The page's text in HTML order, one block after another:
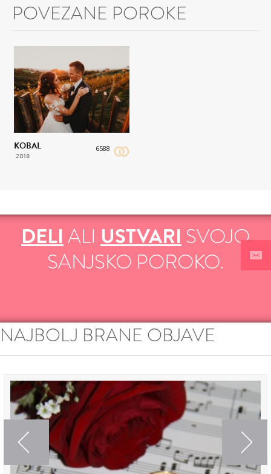
POVEZANE POROKE
6588
KOBAL
2018
DELIALI USTVARISVOJO
SANJSKO POROKO.
NAJBOLJ BRANE OBJAVE
Previous Next